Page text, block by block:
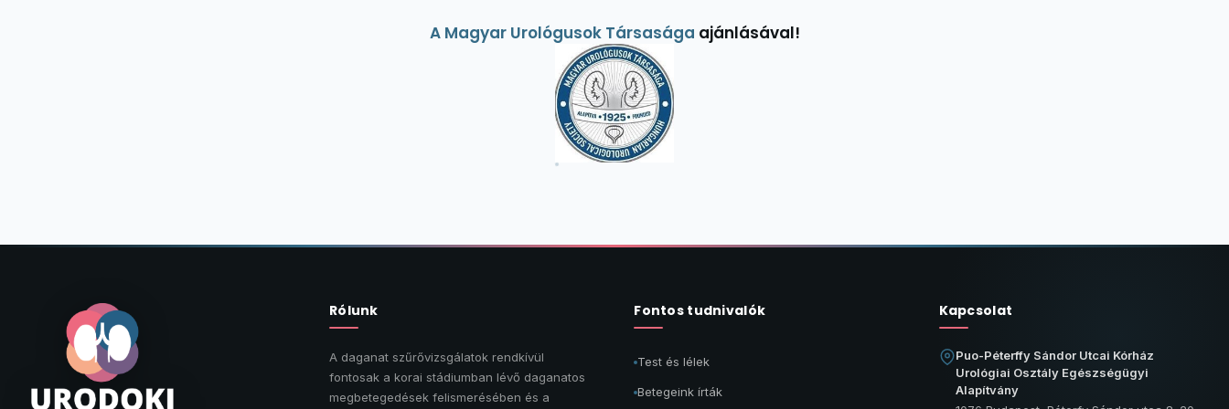
A Magyar Urológusok Társasága ajánlásával!
Rólunk
A daganat szűrővizsgálatok rendkívül
fontosak a korai stádiumban lévő daganatos
megbetegedések felismerésében és a
Fontos tudnivalók
Test és lélek
Betegeink írták
Kapcsolat
Puo-Péterffy Sándor Utcai Kórház
Urológiai Osztály Egészségügyi
Alapítvány